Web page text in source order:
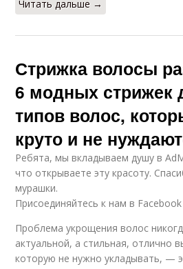
Читать дальше →
Стрижка волосы
6 модных стрижек
типов волос,
круто и не
Ребята, мы вкладываем душу в
что открываете эту красоту.
мурашки.
Присоединяйтесь к нам в
Проблема укрощения волос
актуальной, а стильная, отлично
которую не нужно укладывать, —